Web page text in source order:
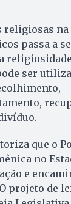
religiosas na
passa a
ser
que o
no
e
projeto de